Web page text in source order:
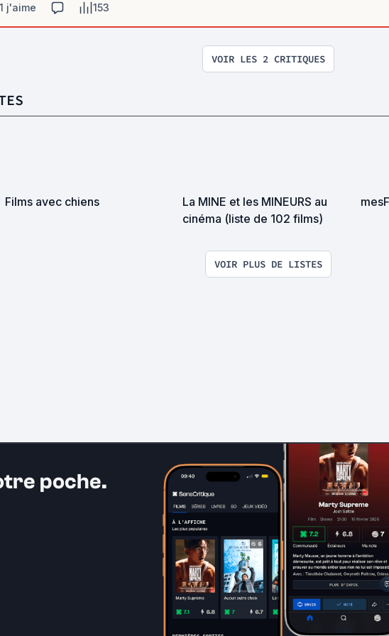
1 j'aime 153
VOIR LES 2 CRITIQUES
Films avec chiens
La MINE et les MINEURS au
cinéma (liste de 102 films)
VOIR PLUS DE LISTES
poche.